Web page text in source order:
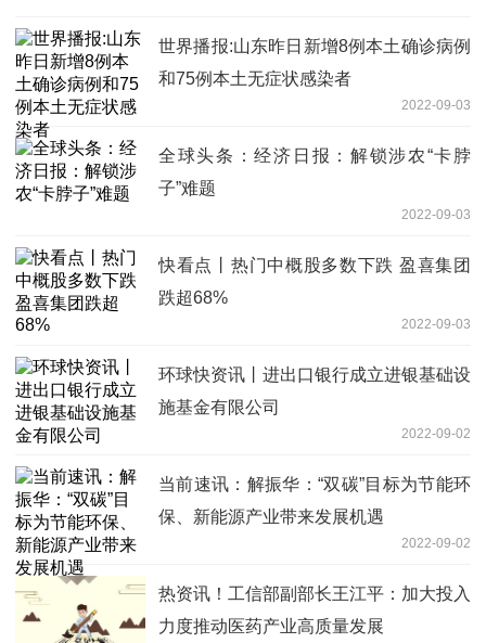
世界播报:山东昨日新增8例本土确诊病例
和75例本土无症状感染者
2022-09-03
全球头条：经济日报：解锁涉农“卡脖
子”难题
2022-09-03
快看点丨热门中概股多数下跌 盈喜集团
跌超68%
2022-09-03
环球快资讯丨进出口银行成立进银基础设
施基金有限公司
2022-09-02
当前速讯：解振华：“双碳”目标为节能环
保、新能源产业带来发展机遇
2022-09-02
热资讯！工信部副部长王江平：加大投入
力度推动医药产业高质量发展